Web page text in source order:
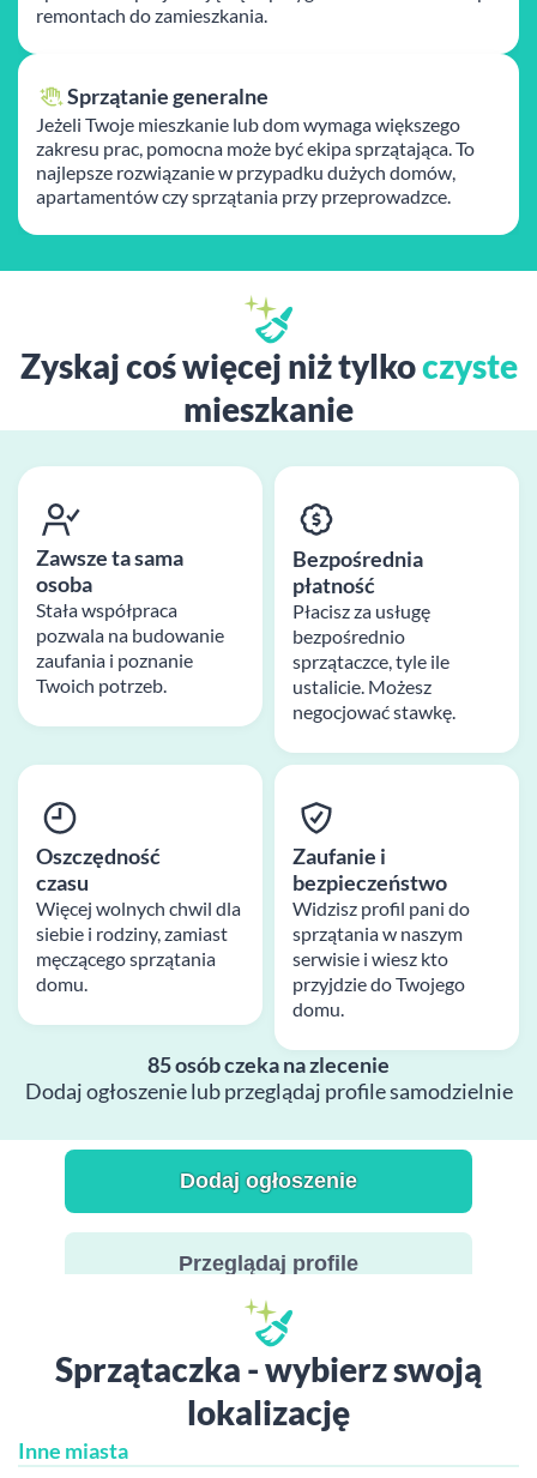
remontach do zamieszkania.
Sprzątanie generalne
Jeżeli Twoje mieszkanie lub dom wymaga większego
zakresu prac, pomocna może być ekipa sprzątająca. To
najlepsze rozwiązanie w przypadku dużych domów,
apartamentów czy sprzątania przy przeprowadzce.
Zyskaj coś więcej niż tylkoczyste
mieszkanie
Zawsze ta sama
osoba
Stała współpraca
pozwala na budowanie
zaufania i poznanie
Twoich potrzeb.
Oszczędność
czasu
Więcej wolnych chwil dla
siebie i rodziny, zamiast
męczącego sprzątania
domu.
Bezpośrednia
płatność
Płacisz za usługę
bezpośrednio
sprzątaczce, tyle ile
ustalicie. Możesz
negocjować stawkę.
Zaufanie i
bezpieczeństwo
Widzisz profil pani do
sprzątania w naszym
serwisie i wiesz kto
przyjdzie do Twojego
domu.
85 osób czeka na zlecenie
Dodaj ogłoszenie lub przeglądaj profile samodzielnie
Dodaj ogłoszenie
Przeglądaj profile
Sprzątaczka - wybierz swoją
lokalizację
Inne miasta